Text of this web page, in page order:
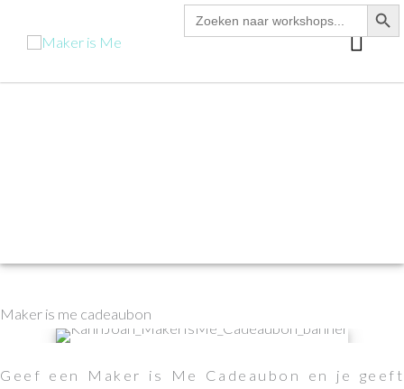
Zoek
naar:
Maker is me cadeaubon
Geef een Maker is Me Cadeaubon en je geeft